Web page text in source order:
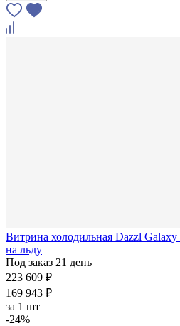
Витрина холодильная Dazzl
на льду
Под заказ 21 день
223 609 ₽
169 943 ₽
за 1 шт
-24%